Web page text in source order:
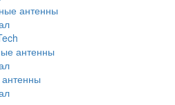
антенны
антенны